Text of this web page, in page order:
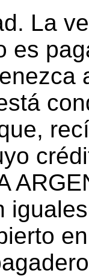
La
es